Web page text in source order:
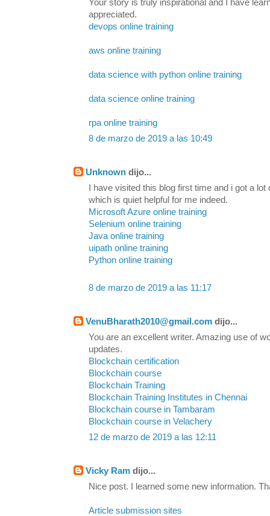
Your story is truly inspirational and I have
appreciated.
devops online training
aws online training
data science with python online training
data science online training
rpa online training
8 de marzo de 2019 a las 10:49
Unknown dijo...
I have visited this blog first time and i got a
which is quiet helpful for me indeed.
Microsoft Azure online training
Selenium online training
Java online training
uipath online training
Python online training
8 de marzo de 2019 a las 11:17
VenuBharath2010@gmail.com dijo...
You are an excellent writer. Amazing use of
updates.
Blockchain certification
Blockchain course
Blockchain Training
Blockchain Training Institutes in Chennai
Blockchain course in Tambaram
Blockchain course in Velachery
12 de marzo de 2019 a las 12:11
Vicky Ram dijo...
Nice post. I learned some new information.
Article submission sites